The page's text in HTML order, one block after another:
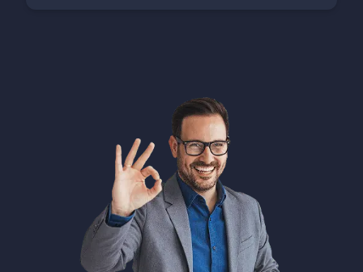
Fachwissen mit, unter anderem in den
Themen Grundstücks- &
Immobilienkaufvertrag, Miet- und
Pachtrecht, den diversen
Wertermittlungsverfahren und dem
Wohnungseigentumsrecht. Darf ich Sie nun
auf eine Tasse Kaffee/Tee einladen, um Sie
und Ihr persönliches Immobilienanliegen
kennenzulernen? Ich freue mich darauf! Ihre